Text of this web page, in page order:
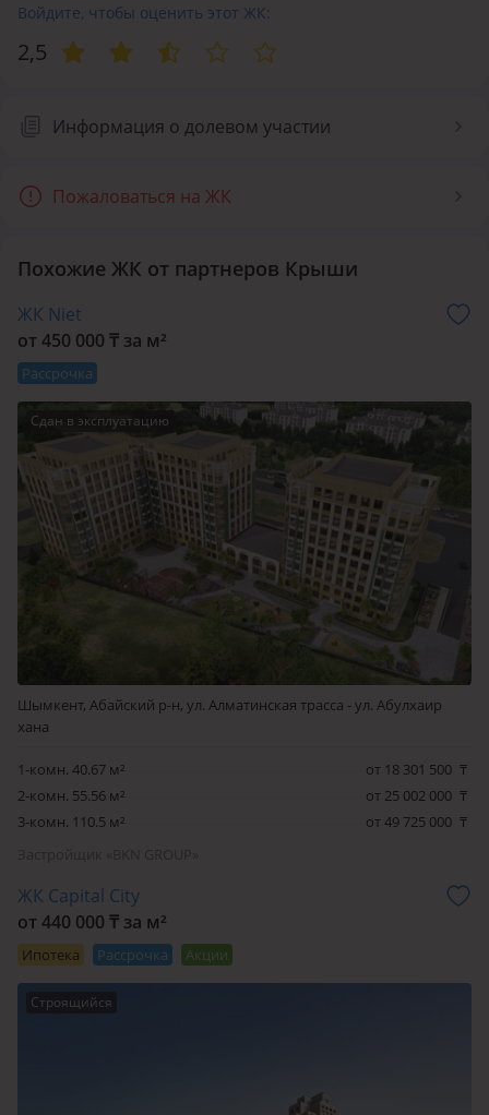
собственную инфраструктуру. В Шымкенте Febgroup
создает дома, на первых этажах которых функционируют
магазины и прочие предприятия. Каждый ЖК имеет
наземными паркингами, местами для прогулок и отдыха.
спросом.
Войдите, чтобы оценить этот ЖК:
2,5
Информация о долевом участии
Пожаловаться на ЖК
Похожие ЖК от партнеров Крыши
ЖК Niet
от 450 000 ₸ за м²
Рассрочка
Сдан в эксплуатацию
Шымкент, Абайский р-н, ул. Алматинская трасса - ул. Абулхаир
хана
1-комн. 40.67 м² от 18 301 500 ₸
2-комн. 55.56 м²
от 25 002 000 ₸
3-комн. 110.5 м²
от 49 725 000 ₸
ЖК Capital City
от 440 000 ₸ за м²
Ипотека Рассрочка Акции
Строящийся